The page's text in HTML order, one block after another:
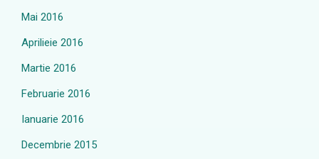
Mai 2016
Aprilieie 2016
Martie 2016
Februarie 2016
Ianuarie 2016
Decembrie 2015